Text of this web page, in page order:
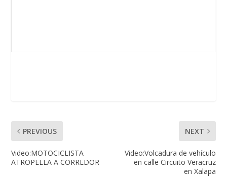
PREVIOUS
Video:MOTOCICLISTA
ATROPELLA A CORREDOR
NEXT
Video:Volcadura de vehículo
en calle Circuito Veracruz
en Xalapa